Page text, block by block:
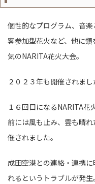
個性的なプログラム、音
客参加型花火など、他に
気のNARITA花火大会。
２０２３年も開催されまし
１６回目になるNARITA花
前には風も止み、雲も晴
催されました。
成田空港との連絡・連携
れるというトラブルが発